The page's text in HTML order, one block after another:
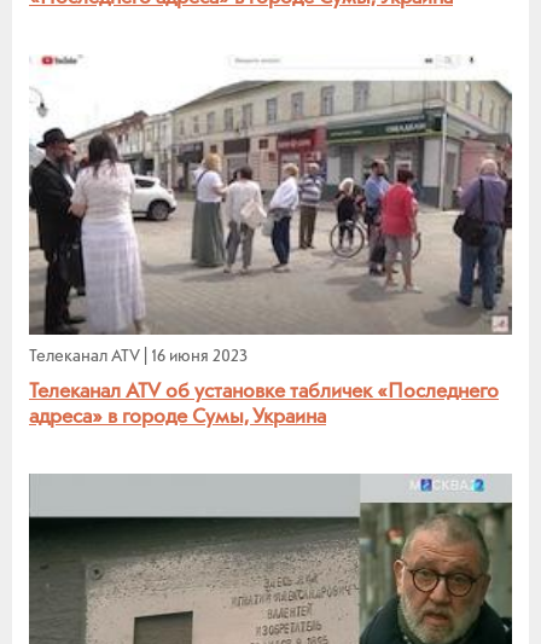
Телеканал ATV 16 июня 2023
Телеканал ATV об установке табличек «Последнего
адреса» в городе Сумы, Украина